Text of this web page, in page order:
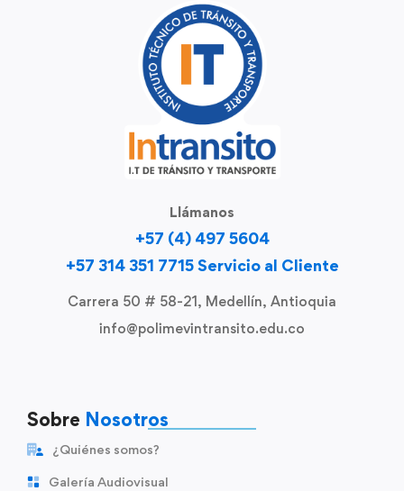
Llámanos
+57 (4) 497 5604
+57 314 351 7715 Servicio al Cliente
Carrera 50 # 58-21, Medellín, Antioquia
info@polimevintransito.edu.co
Sobre Nosotros
¿Quiénes somos?
Galería Audiovisual